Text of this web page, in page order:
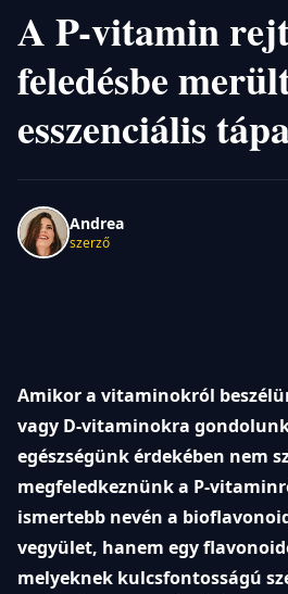
A P-vitamin
feledésbe
esszenciális
Andrea
szerző
Amikor a vitaminokról
vagy D-vitaminokra gondolunk
egészségünk érdekében nem
megfeledkeznünk a P-
ismertebb nevén a
vegyület, hanem egy
melyeknek kulcsfontosságú